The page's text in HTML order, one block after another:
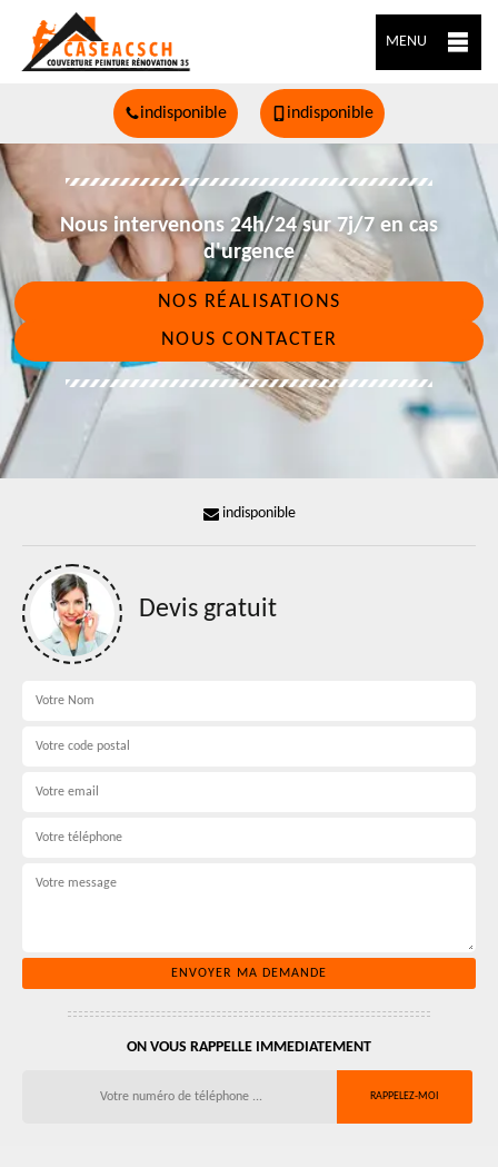
MENU
indisponible indisponible
Nous intervenons 24h/24 sur 7j/7 en cas
d'urgence
NOS RÉALISATIONS
NOUS CONTACTER
indisponible
Devis gratuit
ON VOUS RAPPELLE IMMEDIATEMENT